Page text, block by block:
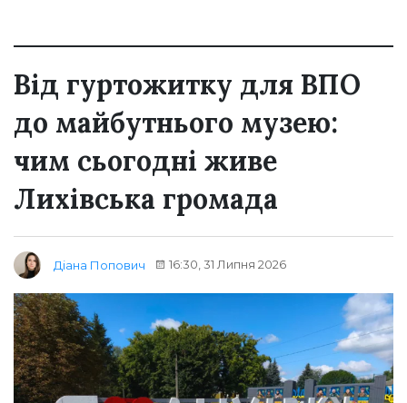
Від гуртожитку для ВПО
до майбутнього музею:
чим сьогодні живе
Лихівська громада
Діана Попович 16:30, 31 Липня 2026